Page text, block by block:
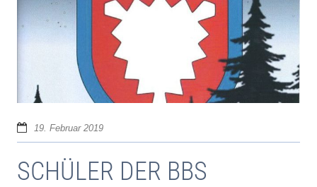
19. Februar 2019
SCHÜLER DER BBS